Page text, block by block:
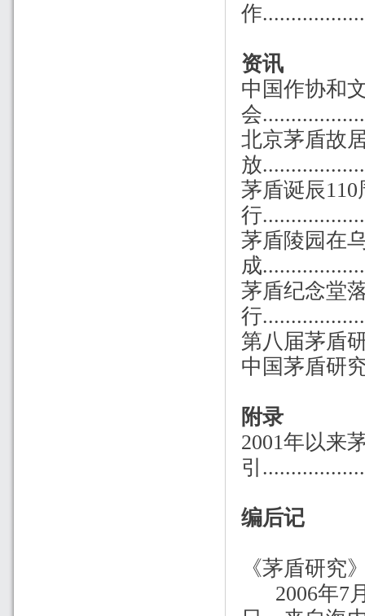
作
资讯
中国作协和
会
北京茅盾故
放
茅盾诞辰
行
茅盾陵园在
成
茅盾纪念堂
行
第八届茅盾
中国茅盾研
附录
2001年以来
引
编后记
《茅盾研究
2006年7月